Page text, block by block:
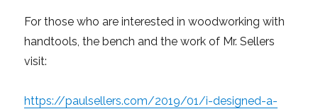
For those who are interested in woodworking with
handtools, the bench and the work of Mr. Sellers
visit:
https://paulsellers.com/2019/01/i-designed-a-